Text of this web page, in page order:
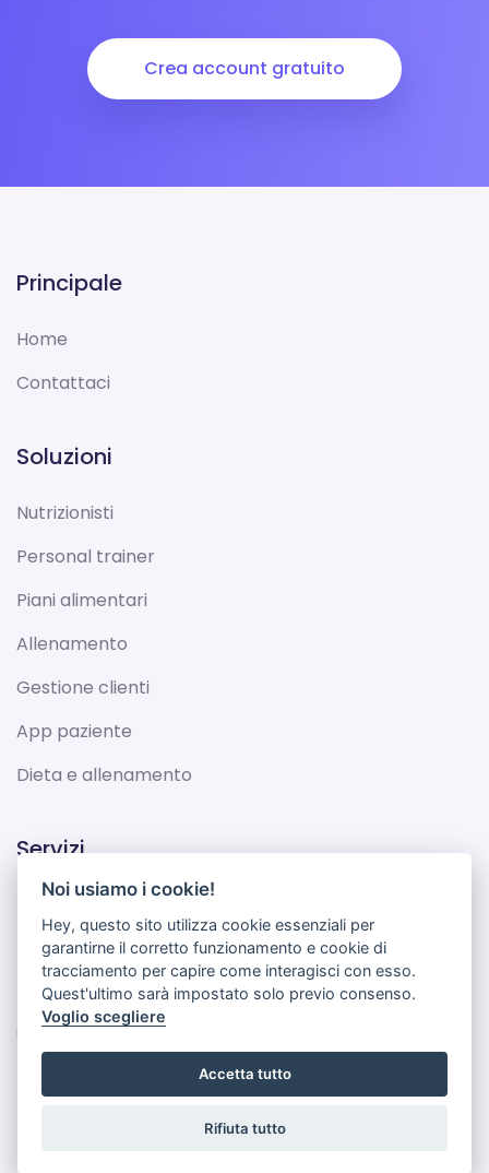
Crea account gratuito
Principale
Home
Contattaci
Soluzioni
Nutrizionisti
Personal trainer
Piani alimentari
Allenamento
Gestione clienti
App paziente
Dieta e allenamento
Servizi
Termini e Condizioni
Politica sulla privacy
Noi usiamo i cookie!
Hey, questo sito utilizza cookie essenziali per
garantirne il corretto funzionamento e cookie di
tracciamento per capire come interagisci con esso.
Quest'ultimo sarà impostato solo previo consenso.
Voglio scegliere
Accetta tutto
Rifiuta tutto